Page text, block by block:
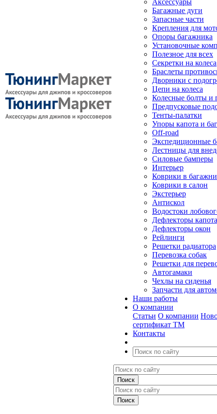
Аксессуары
Багажные дуги
Запасные части
Крепления для
Опоры багажника
Установочные
Полезное для всех
Секретки на колеса
Браслеты
Дворники с
Цепи на колеса
Колесные болты и
Предпусковые
Тенты-палатки
Упоры капота и
Off-road
Экспедиционные
Лестницы для
Силовые бамперы
Интерьер
Коврики в
Коврики в салон
Экстерьер
Антискол
Водостоки
Дефлекторы капота
Дефлекторы окон
Рейлинги
Решетки радиатора
Перевозка собак
Решетки для
Автогамаки
Чехлы на сиденья
Запчасти для
Наши работы
О компании
Статьи О компании
сертификат ТМ
Контакты